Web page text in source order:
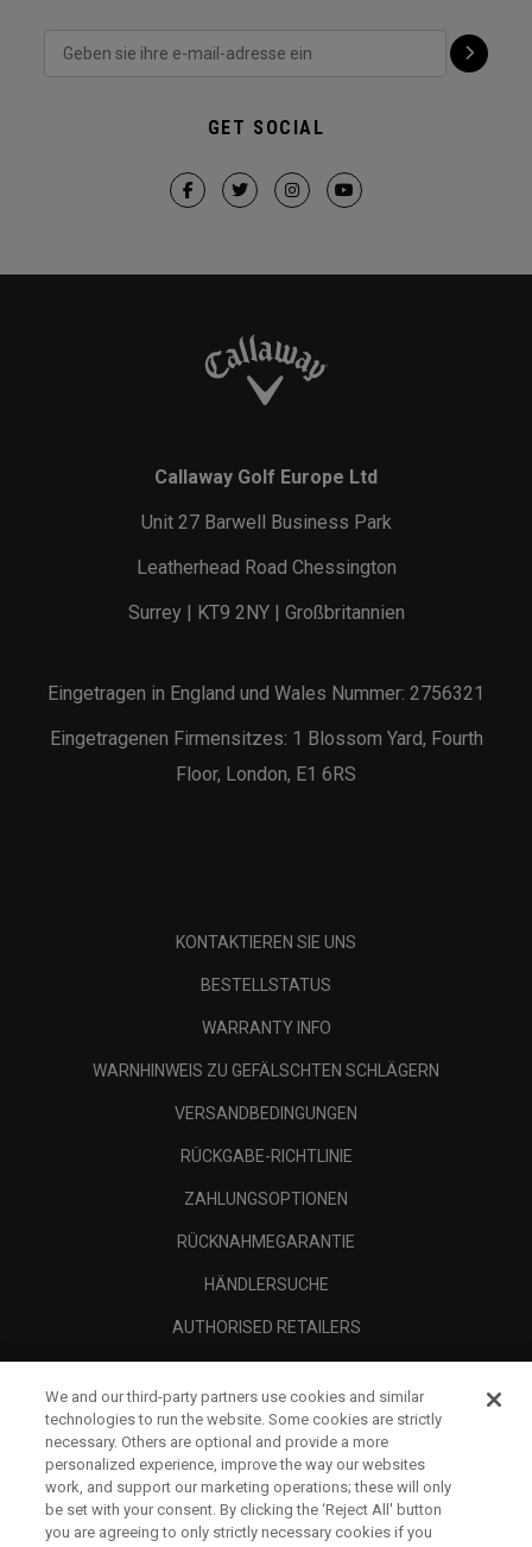
GET SOCIAL
Callaway Golf Europe Ltd
Unit 27 Barwell Business Park
Leatherhead Road Chessington
Surrey | KT9 2NY | Großbritannien
Eingetragen in England und Wales Nummer: 2756321
Eingetragenen Firmensitzes: 1 Blossom Yard, Fourth
Floor, London, E1 6RS
KONTAKTIEREN SIE UNS
BESTELLSTATUS
WARRANTY INFO
WARNHINWEIS ZU GEFÄLSCHTEN SCHLÄGERN
VERSANDBEDINGUNGEN
RÜCKGABE-RICHTLINIE
ZAHLUNGSOPTIONEN
RÜCKNAHMEGARANTIE
HÄNDLERSUCHE
AUTHORISED RETAILERS
UNTERNEHMENSPROFIL
RECHTLICHES-
We and our third-party partners use cookies and similar
technologies to run the website. Some cookies are strictly
necessary. Others are optional and provide a more
personalized experience, improve the way our websites
work, and support our marketing operations; these will only
be set with your consent. By clicking the ‘Reject All' button
you are agreeing to only strictly necessary cookies if you